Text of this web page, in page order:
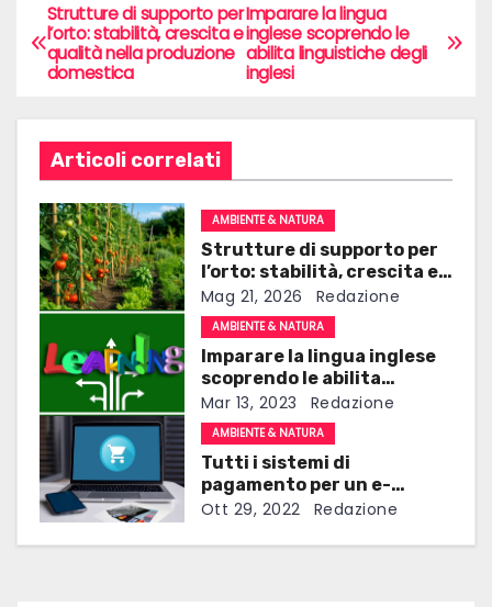
N
a
g
a
z
o
n
e
a
r
Imparare la lingua
inglese scoprendo le
abilita linguistiche degli
inglesi
Strutture di supporto per
l’orto: stabilità, crescita e
qualità nella produzione
domestica
Articoli correlati
AMBIENTE & NATURA
Strutture di supporto per
l’orto: stabilità, crescita e
qualità nella produzione
domestica
Mag 21, 2026 Redazione
AMBIENTE & NATURA
Imparare la lingua inglese
scoprendo le abilita
linguistiche degli inglesi
Mar 13, 2023 Redazione
AMBIENTE & NATURA
Tutti i sistemi di
pagamento per un e-
commerce
Ott 29, 2022 Redazione